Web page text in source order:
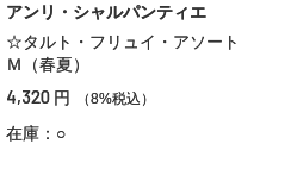
アンリ・シャルパンティエ
☆タルト・フリュイ・アソート
Ｍ（春夏）
4,320 円 （8%税込）
在庫：○